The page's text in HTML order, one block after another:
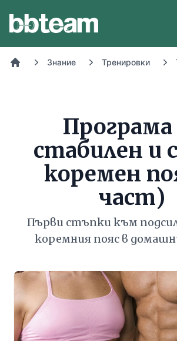
Знание Тренировки
Програма
стабилен и
коремен
част)
Първи стъпки към
коремния пояс в